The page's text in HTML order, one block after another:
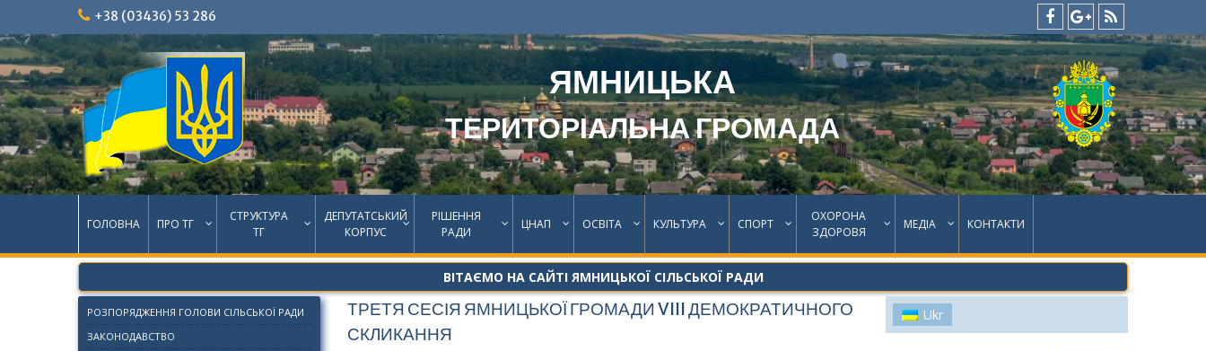
content
+38 (03436) 53 286
facebook
google
plus
feed
ЯМНИЦЬКА
ТЕРИТОРІАЛЬНА ГРОМАДА
ГОЛОВНА ПРО ТГ
СТРУКТУРА
ТГ
ДЕПУТАТСЬКИЙ
КОРПУС
РІШЕННЯ
РАДИ
ЦНАП ОСВІТА КУЛЬТУРА СПОРТ
ОХОРОНА
ЗДОРОВЯ
МЕДІА КОНТАКТИ
ВІТАЄМО НА САЙТІ ЯМНИЦЬКОЇ СІЛЬСЬКОЇ РАДИ
ТРЕТЯ СЕСІЯ ЯМНИЦЬКОЇ ГРОМАДИ VIII ДЕМОКРАТИЧНОГО
СКЛИКАННЯ
РОЗПОРЯДЖЕННЯ ГОЛОВИ СІЛЬСЬКОЇ РАДИ
ЗАКОНОДАВСТВО
Ukr